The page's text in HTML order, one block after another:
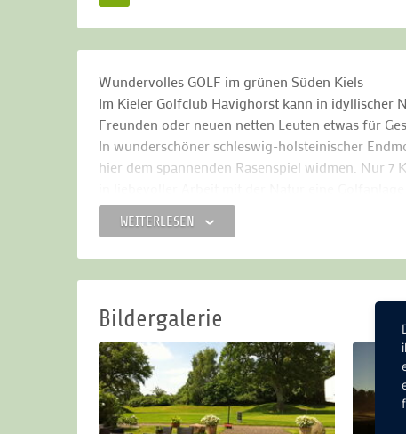
Wundervolles GOLF im grünen Süden Kiels
Im Kieler Golfclub Havighorst kann in idyllischer
Freunden oder neuen netten Leuten etwas für
In wunderschöner schleswig-holsteinischer
hier dem spannenden Rasenspiel widmen. Nur
Hier findet sich alles
Getränken und Speisen wieder ausgeglichen
Für Golf-Interessiertebietet der Kieler Golfclub
an. In kleinen Gruppen kann hier optimal gelernt
Fragen über den Club und das beste Rasenspiel
Auch Nicht-Mitglieder können die
WEITERLESEN
Bildergalerie